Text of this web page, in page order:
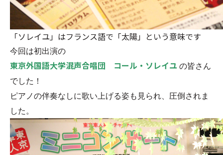
「ソレイユ」はフランス語で「太陽」という意味です
今回は初出演の
東京外国語大学混声合唱団 コール・ソレイユ の皆さん
でした！
ピアノの伴奏なしに歌い上げる姿も見られ、圧倒されま
した。